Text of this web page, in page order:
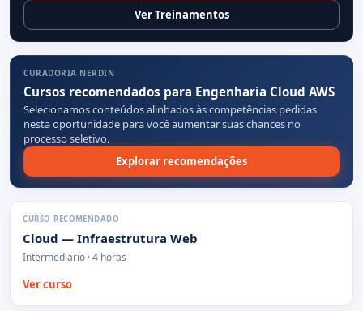
Ver Treinamentos
CURADORIA NERDIN
Cursos recomendados para Engenharia Cloud AWS
Selecionamos conteúdos alinhados às competências pedidas
nesta oportunidade para você aumentar suas chances no
processo seletivo.
Explorar recomendações
CURSO RECOMENDADO
Cloud — Infraestrutura Web
Intermediário · 4 horas
Ver curso